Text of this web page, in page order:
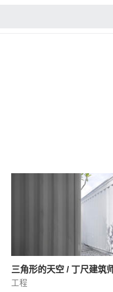
三角形的天空 / 丁尺建筑
工程